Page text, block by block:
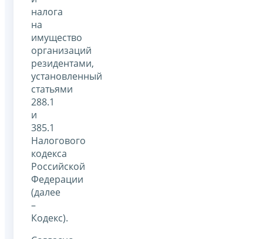
налога
на
имущество
организаций
резидентами,
установленный
статьями
288.1
и
385.1
Налогового
кодекса
Российской
Федерации
(далее
–
Кодекс).